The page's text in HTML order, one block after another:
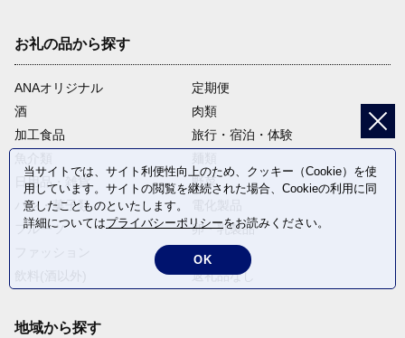
お礼の品から探す
ANAオリジナル
定期便
酒
肉類
加工食品
旅行・宿泊・体験
日用品・雑貨
野菜
パン・菓子類
フルーツ
卵・乳製品
米・穀物
返礼品なし
地域から探す
当サイトでは、サイト利便性向上のため、クッキー（Cookie）を使
用しています。サイトの閲覧を継続された場合、Cookieの利用に同
意したことものといたします。
詳細についてはプライバシーポリシーをお読みください。
OK